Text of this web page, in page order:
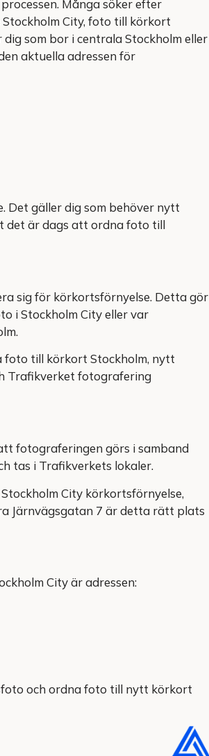
Många söker efter
City, foto till körkort
som bor i centrala Stockholm eller
aktuella adressen för
Det gäller dig som behöver nytt
det är dags att ordna foto till
sig för körkortsförnyelse. Detta gör
i Stockholm City eller var
foto till körkort Stockholm, nytt
Trafikverket fotografering
fotograferingen görs i samband
tas i Trafikverkets lokaler.
City körkortsförnyelse,
Järnvägsgatan 7 är detta rätt plats
City är adressen:
och ordna foto till nytt körkort